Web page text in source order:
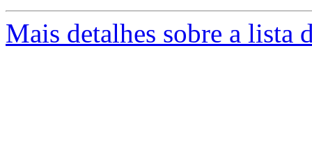
Mais detalhes sobre a lista